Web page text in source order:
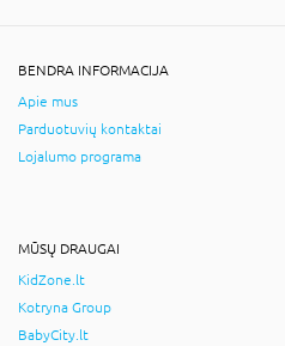
BENDRA INFORMACIJA
Apie mus
Parduotuvių kontaktai
Lojalumo programa
MŪSŲ DRAUGAI
KidZone.lt
Kotryna Group
BabyCity.lt